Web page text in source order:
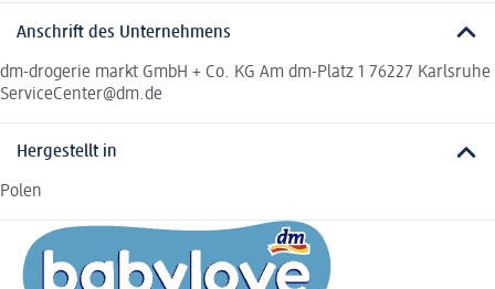
Anschrift des Unternehmens
dm-drogerie markt GmbH + Co. KG Am dm-Platz 1 76227 Karlsruhe
ServiceCenter@dm.de
Hergestellt in
Polen